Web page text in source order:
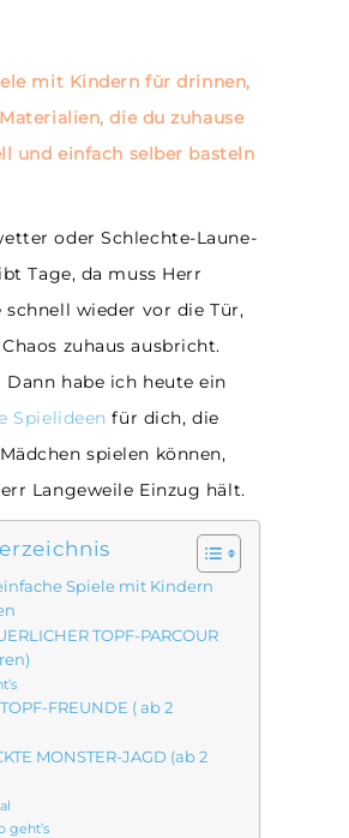
mit Kindern für drinnen,
die du zuhause
und einfach selber basteln
oder Schlechte-Laune-
Tage, da muss Herr
schnell wieder vor die Tür,
zuhaus ausbricht.
Dann habe ich heute ein
Spielideen für dich, die
spielen können,
Langeweile Einzug hält.
Spiele mit Kindern
TOPF-PARCOUR
FREUNDE ( ab 2
MONSTER-JAGD (ab 2
geht’s